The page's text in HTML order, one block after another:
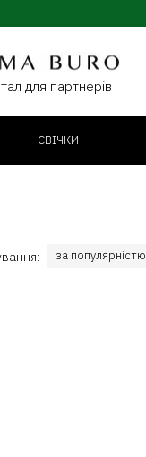
для партнерів
СВІЧКИ
за популярністю